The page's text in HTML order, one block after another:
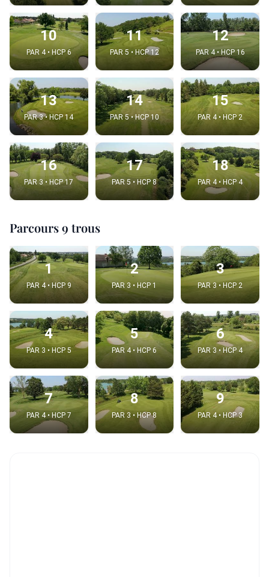
10
PAR 4 • HCP 6
11
PAR 5 • HCP 12
12
PAR 4 • HCP 16
13
PAR 3 • HCP 14
14
PAR 5 • HCP 10
15
PAR 4 • HCP 2
16
PAR 3 • HCP 17
17
PAR 5 • HCP 8
18
PAR 4 • HCP 4
Parcours 9 trous
1
PAR 4 • HCP 9
2
PAR 3 • HCP 1
3
PAR 3 • HCP 2
4
PAR 3 • HCP 5
5
PAR 4 • HCP 6
6
PAR 3 • HCP 4
7
PAR 4 • HCP 7
8
PAR 3 • HCP 8
9
PAR 4 • HCP 3